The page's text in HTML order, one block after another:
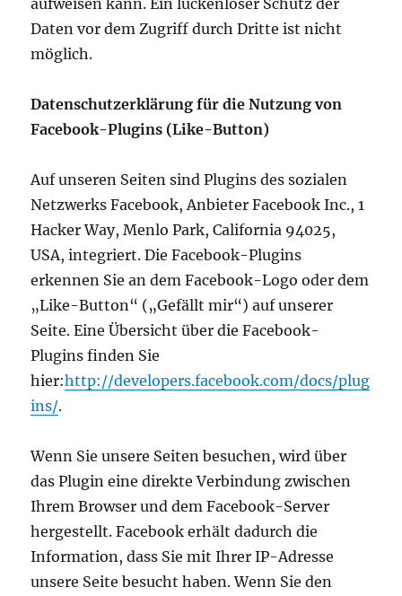
aufweisen kann. Ein lückenloser Schutz der
Daten vor dem Zugriff durch Dritte ist nicht
möglich.
Datenschutzerklärung für die Nutzung von
Facebook-Plugins (Like-Button)
Auf unseren Seiten sind Plugins des sozialen
Netzwerks Facebook, Anbieter Facebook Inc., 1
Hacker Way, Menlo Park, California 94025,
USA, integriert. Die Facebook-Plugins
erkennen Sie an dem Facebook-Logo oder dem
„Like-Button“ („Gefällt mir“) auf unserer
Seite. Eine Übersicht über die Facebook-
Plugins finden Sie
hier:http://developers.facebook.com/docs/plug
ins/.
Wenn Sie unsere Seiten besuchen, wird über
das Plugin eine direkte Verbindung zwischen
Ihrem Browser und dem Facebook-Server
hergestellt. Facebook erhält dadurch die
Information, dass Sie mit Ihrer IP-Adresse
unsere Seite besucht haben. Wenn Sie den